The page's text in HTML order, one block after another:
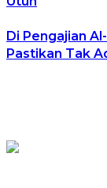
Di Pengajian
Pastikan Tak